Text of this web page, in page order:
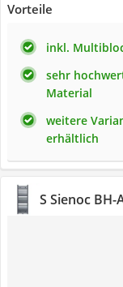
Vorteile
inkl.
sehr
Material
weitere
erhältlich
S Sienoc BH-